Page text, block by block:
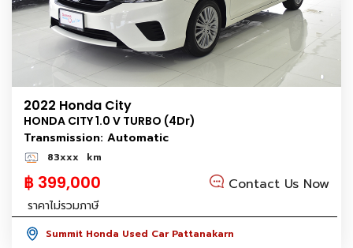
2022 Honda City
HONDA CITY 1.0 V TURBO (4Dr)
Transmission: Automatic
83xxx km
฿ 399,000 Contact Us Now
ราคาไม่รวมภาษี
Summit Honda Used Car Pattanakarn